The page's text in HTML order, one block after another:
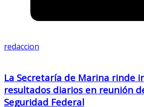
redaccion
La Secretaría de Marina rinde
resultados diarios en reunión
Seguridad Federal